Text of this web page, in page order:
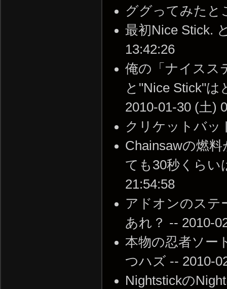
ググってみたと
最初Nice Stick.
13:42:26
俺の「ナイスス
と"Nice Stick"
2010-01-30 (土)
クリケットバッ
Chainsawの燃
ても30秒くらい
21:54:58
アドオンのステ
あれ？ -- 2010-
本物の忍者ソー
つハズ -- 2010-
Nightstickの